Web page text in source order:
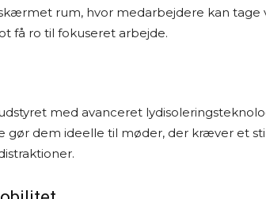
rum, hvor medarbejdere kan tage
få ro til fokuseret arbejde.
med avanceret
gør dem ideelle til møder, der kræver et